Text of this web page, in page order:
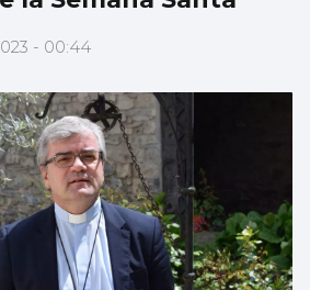
- 00:44